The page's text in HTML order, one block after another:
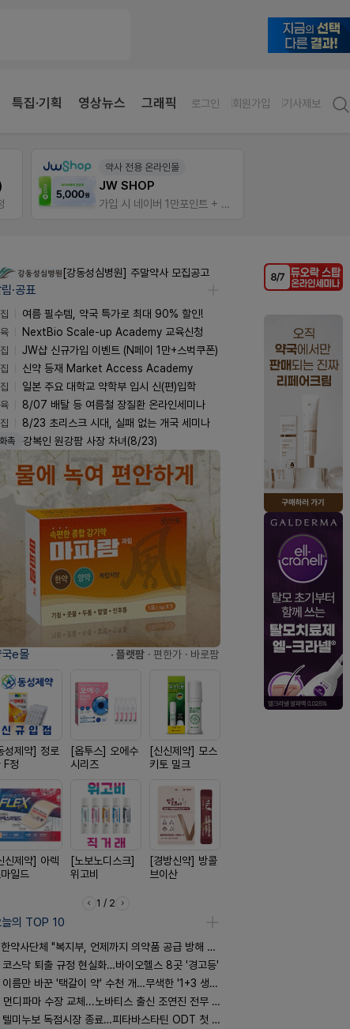
특집·기획 영상뉴스 그래픽 로그인 회원가입 기사제보
트 + 스벅쿠폰
팜리쿠르트
퀴즈 참여시 룰렛쿠폰
[강동성심병원] 주말약사 모집공고
·공표
여름 필수템, 약국 특가로 최대 90% 할인!
NextBio Scale-up Academy 교육신청
JW샵 신규가입 이벤트 (N페이 1만+스벅쿠폰)
신약 등재 Market Access Academy
일본 주요 대학교 약학부 입시 신(편)입학
8/07 배탈 등 여름철 장질환 온라인세미나
8/23 초리스크 시대, 실패 없는 개국 세미나
화촉 강복인 원강팜 사장 차녀(8/23)
국e몰 · 플랫팜 · 편한가 · 바로팜
성제약] 정로
F정
[옵투스] 오에수
시리즈
[신신제약] 모스
키토 밀크
신제약] 아렉
일드
[노보노디스크]
위고비
[경방신약] 방콜
브이산
1 / 2
늘의 TOP 10
한약사단체 "복지부, 언제까지 의약품 공급 방해 방관하나"
코스닥 퇴출 규정 현실화…바이오헬스 8곳 '경고등'
이름만 바꾼 '택갈이 약' 수천 개…무색한 '1+3 생동'
먼디파마 수장 교체...노바티스 출신 조연진 전무 내정
텔미누보 독점시장 종료…피타바스타틴 ODT 첫 선